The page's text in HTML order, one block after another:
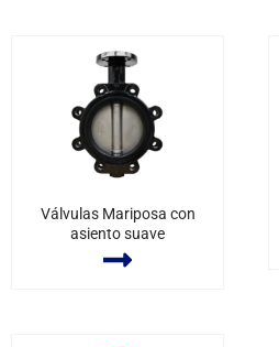
Válvulas Mariposa con
asiento suave